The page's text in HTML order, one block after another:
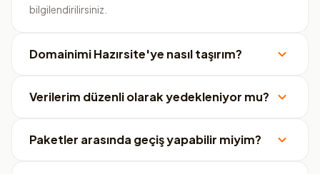
bilgilendirilirsiniz.
Domainimi Hazırsite'ye nasıl taşırım?
Verilerim düzenli olarak yedekleniyor mu?
Paketler arasında geçiş yapabilir miyim?